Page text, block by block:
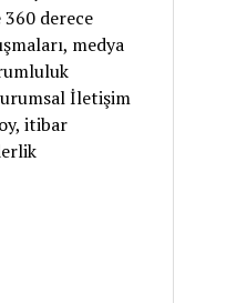
derece
medya
İletişim
itibar